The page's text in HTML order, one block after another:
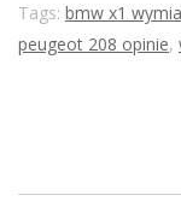
Tags: bmw x1
peugeot 208 opinie,